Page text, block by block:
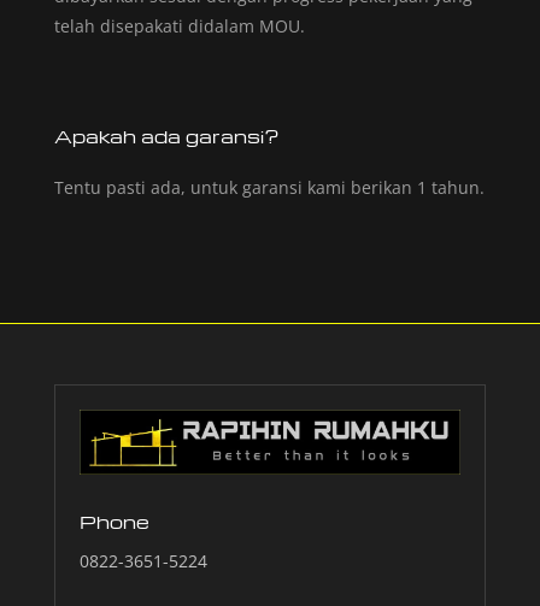
telah disepakati didalam MOU.
Apakah ada garansi?
Tentu pasti ada, untuk garansi kami berikan 1 tahun.
Phone
0822-3651-5224